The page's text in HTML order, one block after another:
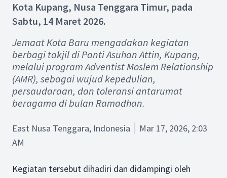
Kota Kupang, Nusa Tenggara Timur, pada
Sabtu, 14 Maret 2026.
Jemaat Kota Baru mengadakan kegiatan
berbagi takjil di Panti Asuhan Attin, Kupang,
melalui program Adventist Moslem Relationship
(AMR), sebagai wujud kepedulian,
persaudaraan, dan toleransi antarumat
beragama di bulan Ramadhan.
East Nusa Tenggara, Indonesia
Mar 17, 2026, 2:03
AM
Kegiatan tersebut dihadiri dan didampingi oleh